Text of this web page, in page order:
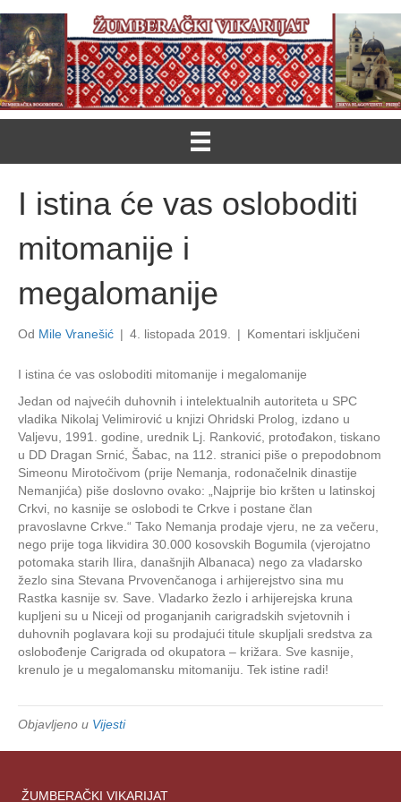
I istina će vas osloboditi
mitomanije i
megalomanije
Od Mile Vranešić | 4. listopada 2019. | Komentari isključeniza
i
I istina će vas osloboditi mitomanije i megalomanije
Jedan od najvećih duhovnih i intelektualnih autoriteta u SPC
vladika Nikolaj Velimirović u knjizi Ohridski Prolog, izdano u
Valjevu, 1991. godine, urednik Lj. Ranković, protođakon, tiskano
u DD Dragan Srnić, Šabac, na 112. stranici piše o prepodobnom
Simeonu Mirotočivom (prije Nemanja, rodonačelnik dinastije
Nemanjića) piše doslovno ovako: „Najprije bio kršten u latinskoj
Crkvi, no kasnije se oslobodi te Crkve i postane član
pravoslavne Crkve.“ Tako Nemanja prodaje vjeru, ne za večeru,
nego prije toga likvidira 30.000 kosovskih Bogumila (vjerojatno
potomaka starih Ilira, današnjih Albanaca) nego za vladarsko
žezlo sina Stevana Prvovenčanoga i arhijerejstvo sina mu
Rastka kasnije sv. Save. Vladarko žezlo i arhijerejska kruna
kupljeni su u Niceji od proganjanih carigradskih svjetovnih i
duhovnih poglavara koji su prodajući titule skupljali sredstva za
oslobođenje Carigrada od okupatora – križara. Sve kasnije,
krenulo je u megalomansku mitomaniju. Tek istine radi!
Objavljeno u Vijesti
ŽUMBERAČKI VIKARIJAT